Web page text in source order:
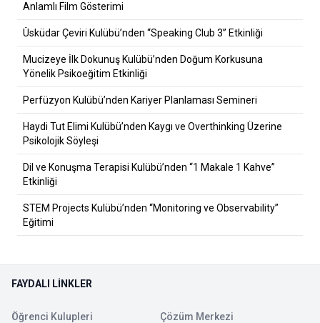
Anlamlı Film Gösterimi
Üsküdar Çeviri Kulübü’nden “Speaking Club 3” Etkinliği
Mucizeye İlk Dokunuş Kulübü’nden Doğum Korkusuna
Yönelik Psikoeğitim Etkinliği
Perfüzyon Kulübü’nden Kariyer Planlaması Semineri
Haydi Tut Elimi Kulübü’nden Kaygı ve Overthinking Üzerine
Psikolojik Söyleşi
Dil ve Konuşma Terapisi Kulübü’nden “1 Makale 1 Kahve”
Etkinliği
STEM Projects Kulübü’nden “Monitoring ve Observability”
Eğitimi
FAYDALI LINKLER
Öğrenci Kulupleri Çözüm Merkezi